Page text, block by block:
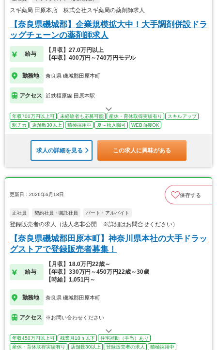
スギ薬局 田原本店 株式会社スギ薬局の薬剤師求人
【奈良県磯城郡】企業規模拡大中！大手調剤併設ドラ
ッグチェーンの薬剤師求人
給与
【月収】27.0万円以上
【年収】400万円～740万円モデル
勤務地 奈良県 磯城郡田原本町
アクセス 近鉄橿原線 田原本駅
年収700万円以上可 未経験者も応募可能 産休・育休取得実績有り
スキルアップ
駅チカ
店舗数30以上 積極採用中 夏～秋入職可 WEB面接OK
求人の詳細を見る この求人に興味がある
更新日：2026年6月18日 保存する
正社員 契約社員・嘱託社員 パート・アルバイト
登録販売者の求人（法人名非公開 ※詳細はお問合せください）
【奈良県磯城郡田原本町】神奈川県本社の大手ドラッ
グストアで登録販売者募集！
給与
【月収】18.0万円22歳～
【年収】330万円～450万円22歳～30歳
【時給】1,051円～
勤務地 奈良県 磯城郡田原本町
アクセス ※お問い合わせください
年収450万円以上可 残業月10ｈ以下
住宅補助（手当）あり
産休・育休取得実績有り
店舗数30以上 登録販売者の求人 積極採用中